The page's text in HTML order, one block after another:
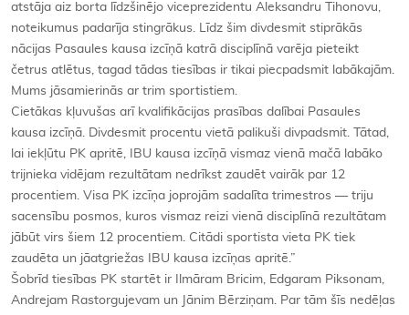
atstāja aiz borta līdzšinējo viceprezidentu Aleksandru Tihonovu,
noteikumus padarīja stingrākus. Līdz šim divdesmit stiprākās
nācijas Pasaules kausa izcīņā katrā disciplīnā varēja pieteikt
četrus atlētus, tagad tādas tiesības ir tikai piecpadsmit labākajām.
Mums jāsamierinās ar trim sportistiem.
Cietākas kļuvušas arī kvalifikācijas prasības dalībai Pasaules
kausa izcīņā. Divdesmit procentu vietā palikuši divpadsmit. Tātad,
lai iekļūtu PK apritē, IBU kausa izcīņā vismaz vienā mačā labāko
trijnieka vidējam rezultātam nedrīkst zaudēt vairāk par 12
procentiem. Visa PK izcīņa joprojām sadalīta trimestros — triju
sacensību posmos, kuros vismaz reizi vienā disciplīnā rezultātam
jābūt virs šiem 12 procentiem. Citādi sportista vieta PK tiek
zaudēta un jāatgriežas IBU kausa izcīņas apritē.”
Šobrīd tiesības PK startēt ir Ilmāram Bricim, Edgaram Piksonam,
Andrejam Rastorgujevam un Jānim Bērziņam. Par tām šīs nedēļas